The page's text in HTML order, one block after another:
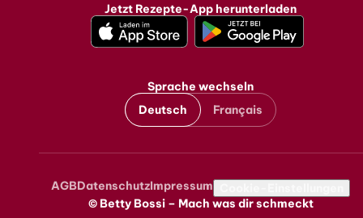
Jetzt Rezepte-App herunterladen
Sprache wechseln
Deutsch
Français
Metanavigation
AGBDatenschutzImpressum
© Betty Bossi – Mach was dir schmeckt